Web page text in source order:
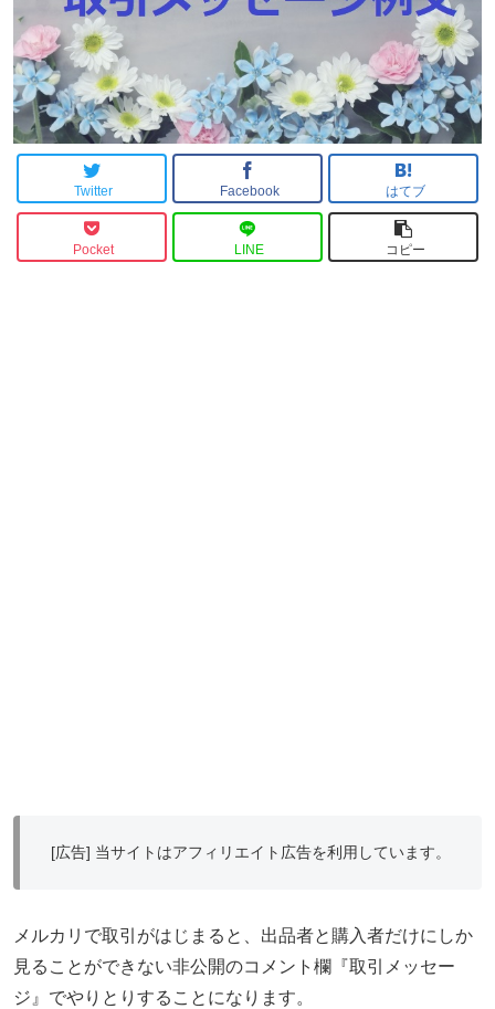
Twitter Facebook はてブ
Pocket LINE コピー
[広告] 当サイトはアフィリエイト広告を利用しています。
メルカリで取引がはじまると、出品者と購入者だけにしか
見ることができない非公開のコメント欄『取引メッセー
ジ』でやりとりすることになります。